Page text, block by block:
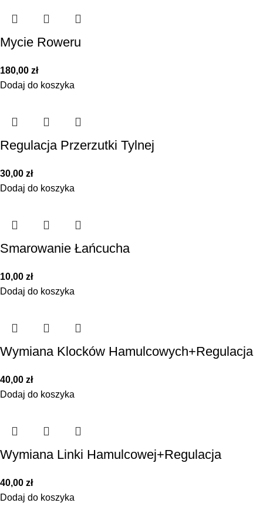
Mycie Roweru
180,00 zł
Dodaj do koszyka
Regulacja Przerzutki Tylnej
30,00 zł
Dodaj do koszyka
Smarowanie Łańcucha
10,00 zł
Dodaj do koszyka
Wymiana Klocków Hamulcowych+Regulacja
40,00 zł
Dodaj do koszyka
Wymiana Linki Hamulcowej+Regulacja
40,00 zł
Dodaj do koszyka